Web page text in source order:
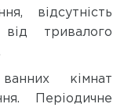
відсутність
тривалого
кімнат
Періодичне